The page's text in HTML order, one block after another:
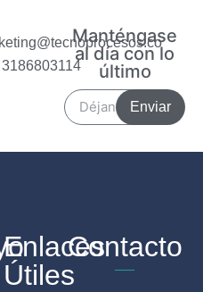
Manténgase
al día con lo
último
Enviar
Enlaces
Útiles
Contacto